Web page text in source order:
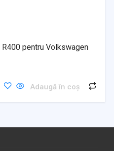
pentru Volkswagen
Adaugă în coș